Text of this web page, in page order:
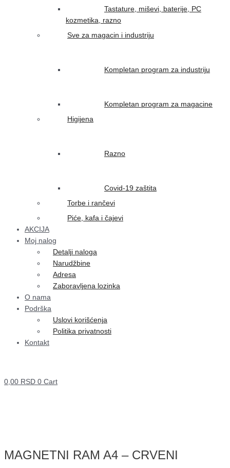
Tastature, miševi, baterije, PC
kozmetika, razno
Sve za magacin i industriju
Kompletan program za industriju
Kompletan program za magacine
Higijena
Razno
Covid-19 zaštita
Torbe i rančevi
Piće, kafa i čajevi
AKCIJA
Moj nalog
Detalji naloga
Narudžbine
Adresa
Zaboravljena lozinka
O nama
Podrška
Uslovi korišćenja
Politika privatnosti
Kontakt
0,00 RSD 0 Cart
MAGNETNI RAM A4 – CRVENI